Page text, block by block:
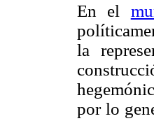
En el
la
por lo